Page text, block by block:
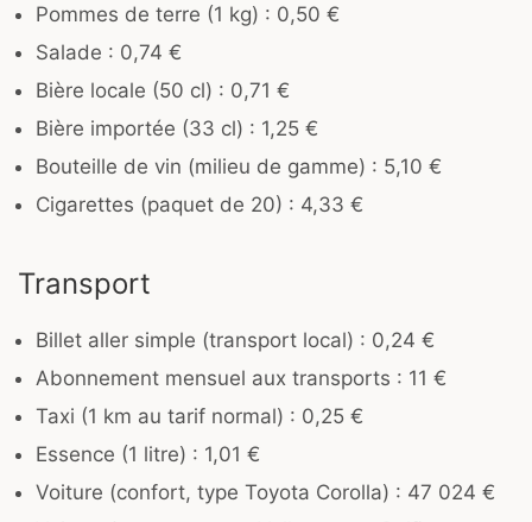
Pommes de terre (1 kg) : 0,50 €
Salade : 0,74 €
Bière locale (50 cl) : 0,71 €
Bière importée (33 cl) : 1,25 €
Bouteille de vin (milieu de gamme) : 5,10 €
Cigarettes (paquet de 20) : 4,33 €
Transport
Billet aller simple (transport local) : 0,24 €
Abonnement mensuel aux transports : 11 €
Taxi (1 km au tarif normal) : 0,25 €
Essence (1 litre) : 1,01 €
Voiture (confort, type Toyota Corolla) : 47 024 €